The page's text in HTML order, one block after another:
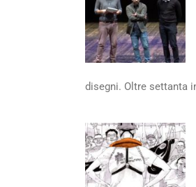
disegni. Oltre settanta